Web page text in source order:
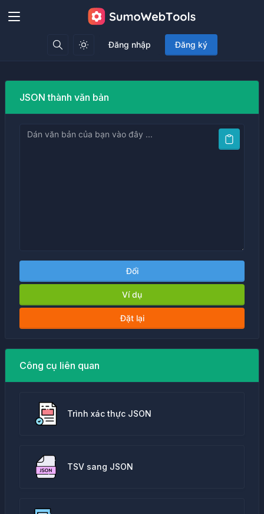
Đăng nhập Đăng ký
JSON thành văn bản
Đổi
Ví dụ
Đặt lại
Công cụ liên quan
Trình xác thực JSON
TSV sang JSON